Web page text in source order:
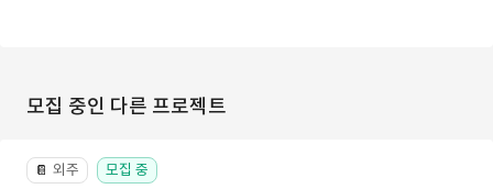
모집 중인 다른 프로젝트
📔 외주 모집 중